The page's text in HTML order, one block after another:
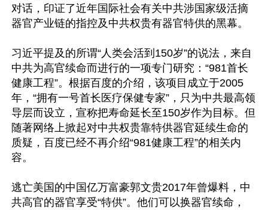
对话，印证了近年国际社会有关中共涉国家级活摘
器官产业链的指控及中共权贵有器官特供的黑幕。
习近平提及的所谓“人类会活到150岁”的说法，来自
中共为高官续命而进行的一项专门研究：“981首长
健康工程”。根据百度的介绍，该项目成立于2005
年，“拥有一号首长医疗保健专家”，只为中共最高领
导层而设立，宣称把寿命延长至150岁作为目标。但
随著网络上掀起对中共权贵靠特供器官延续生命的
质疑，百度已经不再介绍“981健康工程”的相关内
容。
逃亡美国的中国亿万富豪郭文贵2017年曾爆料，中
共高官的器官享受“特供”。他们可以换器官续命，